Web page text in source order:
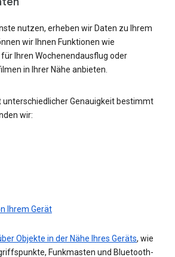
nutzen, erheben wir Daten zu Ihrem
wir Ihnen Funktionen wie
Ihren Wochenendausflug oder
in Ihrer Nähe anbieten.
unterschiedlicher Genauigkeit bestimmt
wir:
Ihrem Gerät
Objekte in der Nähe Ihres Geräts, wie
Funkmasten und Bluetooth-